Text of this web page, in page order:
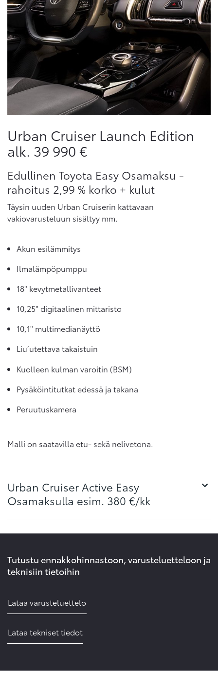
Urban Cruiser Launch Edition
alk. 39 990 €
Edullinen Toyota Easy Osamaksu -
rahoitus 2,99 % korko + kulut
Täysin uuden Urban Cruiserin kattavaan
vakiovarusteluun sisältyy mm.
Akun esilämmitys
Ilmalämpöpumppu
18" kevytmetallivanteet
10,25" digitaalinen mittaristo
10,1" multimedianäyttö
Liu’utettava takaistuin
Kuolleen kulman varoitin (BSM)
Pysäköintitutkat edessä ja takana
Peruutuskamera
Malli on saatavilla etu- sekä nelivetona.
Urban Cruiser Active Easy
Osamaksulla esim. 380 €/kk
Tutustu ennakkohinnastoon, varusteluetteloon ja
teknisiin tietoihin
Lataa varusteluettelo
Lataa tekniset tiedot